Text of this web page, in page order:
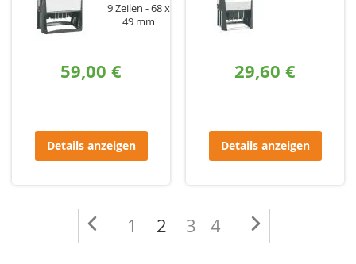
9 Zeilen
68 x
49 mm
59,00 €
Details anzeigen
29,60 €
Details anzeigen
Seite Seite
Zurück
Seite
1 Sie lesen gerade die
2 Seite
3 Seite
4